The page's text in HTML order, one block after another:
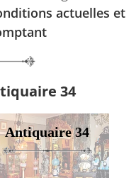
actuelles et
34
Antiquaire 34